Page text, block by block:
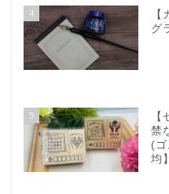
4
グ
5
禁
(
均】